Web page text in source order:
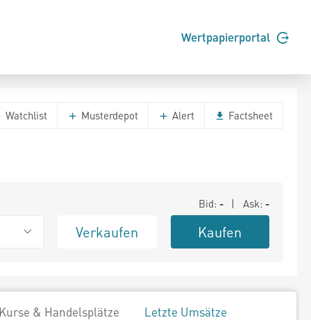
Wertpapierportal
Watchlist Musterdepot Alert Factsheet
Bid: - | Ask: -
Verkaufen Kaufen
& Handelsplätze Letzte Umsätze